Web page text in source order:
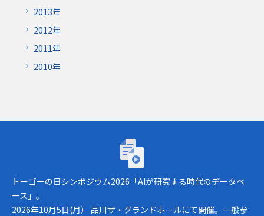
2013年
2012年
2011年
2010年
トーゴーの日シンポジウム2026「AIが研究
トーゴーの日シンポジウム2026「AIが研究する時代のデータベ
ース」。
2026年10月5日(月） 品川ザ・グランドホールにて開催。一般参